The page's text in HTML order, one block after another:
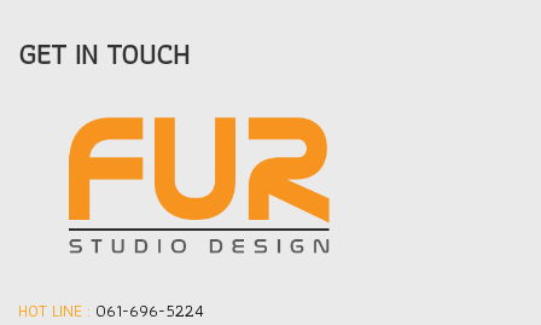
GET IN TOUCH
HOT LINE : 061-696-5224